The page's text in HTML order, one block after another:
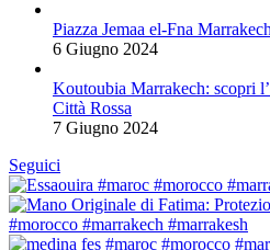
Piazza Jemaa el-Fna
6 Giugno 2024
Koutoubia Marrakech: scopri
Città Rossa
7 Giugno 2024
Seguici